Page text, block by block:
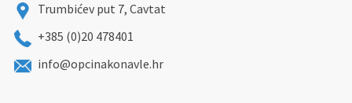
Trumbićev put 7, Cavtat
+385 (0)20 478401
info@opcinakonavle.hr